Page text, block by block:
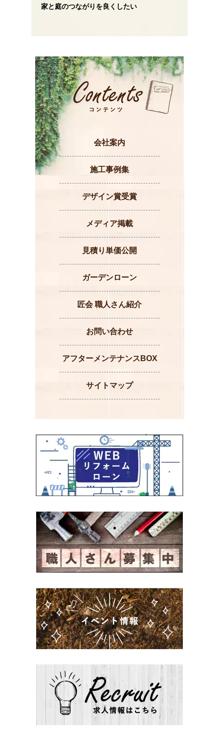
家と庭のつながりを良くしたい
会社案内
施工事例集
デザイン賞受賞
メディア掲載
見積り単価公開
ガーデンローン
匠会 職人さん紹介
お問い合わせ
アフターメンテナンスBOX
サイトマップ